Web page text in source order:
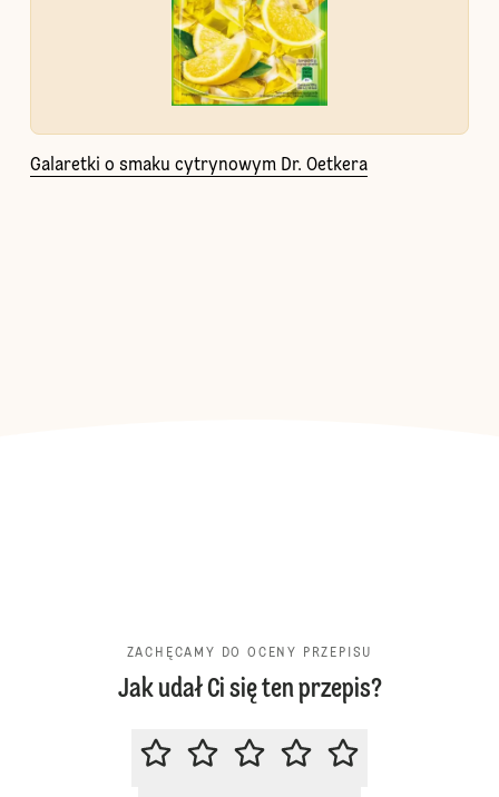
Galaretki o smaku cytrynowym Dr. Oetkera
ZACHĘCAMY DO OCENY PRZEPISU
Jak udał Ci się ten przepis?
ZACHĘCAMY DO OCENY